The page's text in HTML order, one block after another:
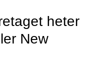
heter
New